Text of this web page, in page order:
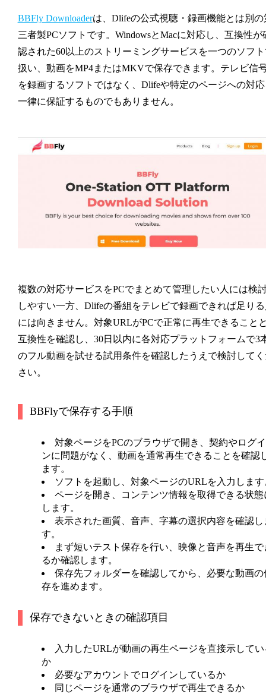
BBFly Downloaderは、Dlifeの公式視聴・録画機能とは別の
三者製PCソフトです。WindowsとMacに対応し、互換性が
認された60以上のストリーミングサービスを一つのソフ
扱い、動画をMP4またはMKVで保存できます。テレビ信
を録画するソフトではなく、Dlifeや特定のページへの対
一律に保証するものでもありません。
複数の対応サービスをPCでまとめて管理したい人には検
しやすい一方、Dlifeの番組をテレビで録画できれば足り
には向きません。対象URLがPCで正常に再生できること
互換性を確認し、30日以内に各対応プラットフォームで3
のフル動画を試せる試用条件を確認したうえで検討して
さい。
BBFlyで保存する手順
対象ページをPCのブラウザで開き、契約やログイ
ンに問題がなく、動画を通常再生できることを確認
ます。
ソフトを起動し、対象ページのURLを入力します
ページを開き、コンテンツ情報を取得できる状態
します。
表示された画質、音声、字幕の選択内容を確認し
す。
まず短いテスト保存を行い、映像と音声を再生で
るか確認します。
保存先フォルダーを確認してから、必要な動画の
存を進めます。
保存できないときの確認項目
入力したURLが動画の再生ページを直接示してい
か
必要なアカウントでログインしているか
同じページを通常のブラウザで再生できるか